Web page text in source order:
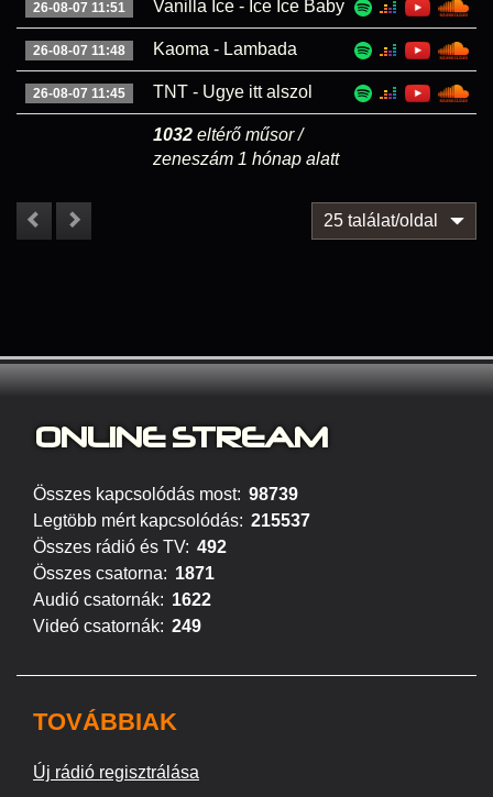
26-08-07 11:51 Vanilla Ice - Ice Ice Baby
26-08-07 11:48 Kaoma - Lambada
26-08-07 11:45 TNT - Ugye itt alszol
1032 eltérő műsor /
zeneszám 1 hónap alatt
25 találat/oldal
ONLINE STREAM
Összes kapcsolódás most: 98739
Legtöbb mért kapcsolódás: 215537
Összes rádió és TV: 492
Összes csatorna: 1871
Audió csatornák: 1622
Videó csatornák: 249
TOVÁBBIAK
Új rádió regisztrálása